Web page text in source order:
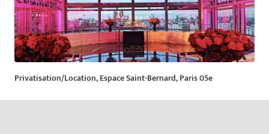
Privatisation/Location, Espace Saint-Bernard, Paris 05e